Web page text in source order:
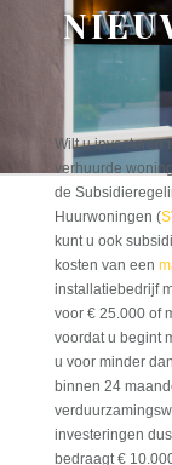
Wilt u investeren
verhuurde
de
Huurwoningen (
kunt u ook
kosten van een
installatiebedrijf
voor € 25.000 of
voordat u begint
u voor minder
binnen 24
investeringen
bedraagt €